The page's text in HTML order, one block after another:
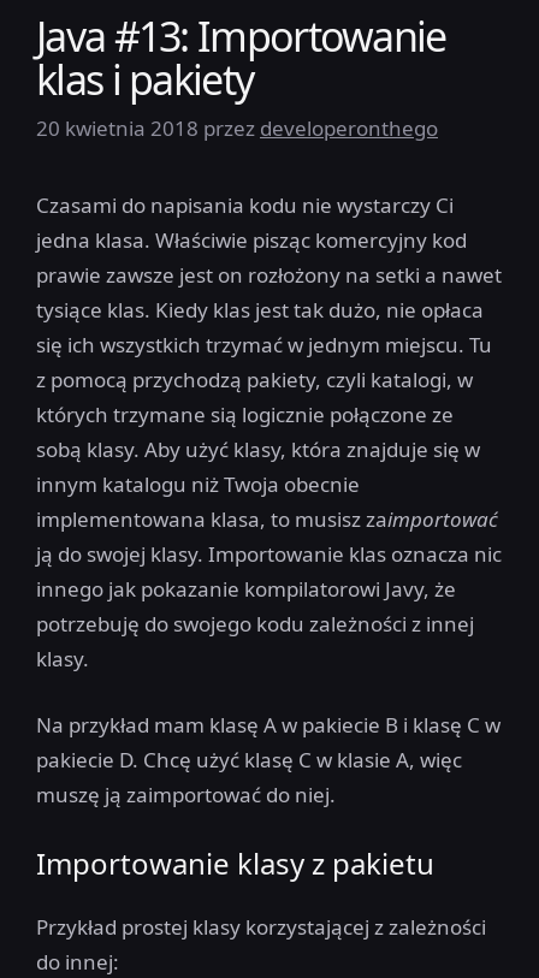
Java #13: Importowanie
klas i pakiety
20 kwietnia 2018 przez developeronthego
Czasami do napisania kodu nie wystarczy Ci
jedna klasa. Właściwie pisząc komercyjny kod
prawie zawsze jest on rozłożony na setki a nawet
tysiące klas. Kiedy klas jest tak dużo, nie opłaca
się ich wszystkich trzymać w jednym miejscu. Tu
z pomocą przychodzą pakiety, czyli katalogi, w
których trzymane sią logicznie połączone ze
sobą klasy. Aby użyć klasy, która znajduje się w
innym katalogu niż Twoja obecnie
implementowana klasa, to musisz zaimportować
ją do swojej klasy. Importowanie klas oznacza nic
innego jak pokazanie kompilatorowi Javy, że
potrzebuję do swojego kodu zależności z innej
klasy.
Na przykład mam klasę A w pakiecie B i klasę C w
pakiecie D. Chcę użyć klasę C w klasie A, więc
muszę ją zaimportować do niej.
Importowanie klasy z pakietu
Przykład prostej klasy korzystającej z zależności
do innej: